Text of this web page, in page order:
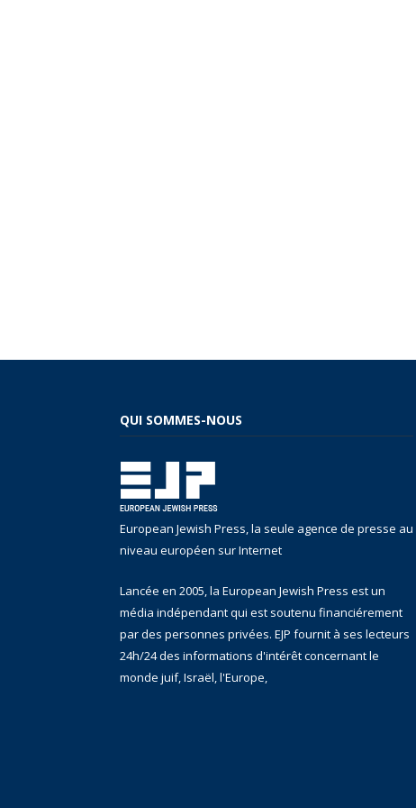
QUI SOMMES-NOUS
European Jewish Press, la seule agence de presse au
niveau européen sur Internet
Lancée en 2005, la European Jewish Press est un
média indépendant qui est soutenu financiérement
par des personnes privées. EJP fournit à ses lecteurs
24h/24 des informations d'intérêt concernant le
monde juif, Israël, l'Europe,